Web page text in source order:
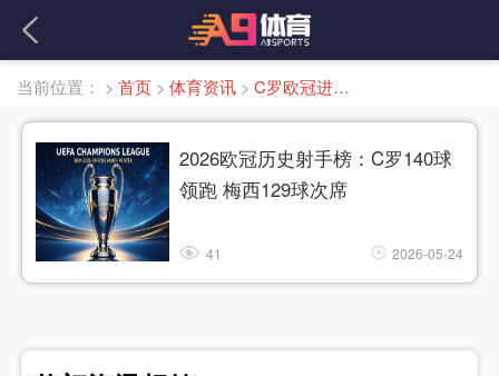
当前位置： > 首页 > 体育资讯 > C罗欧冠进球数
2026欧冠历史射手榜：C罗140球
领跑 梅西129球次席
41 2026-05-24